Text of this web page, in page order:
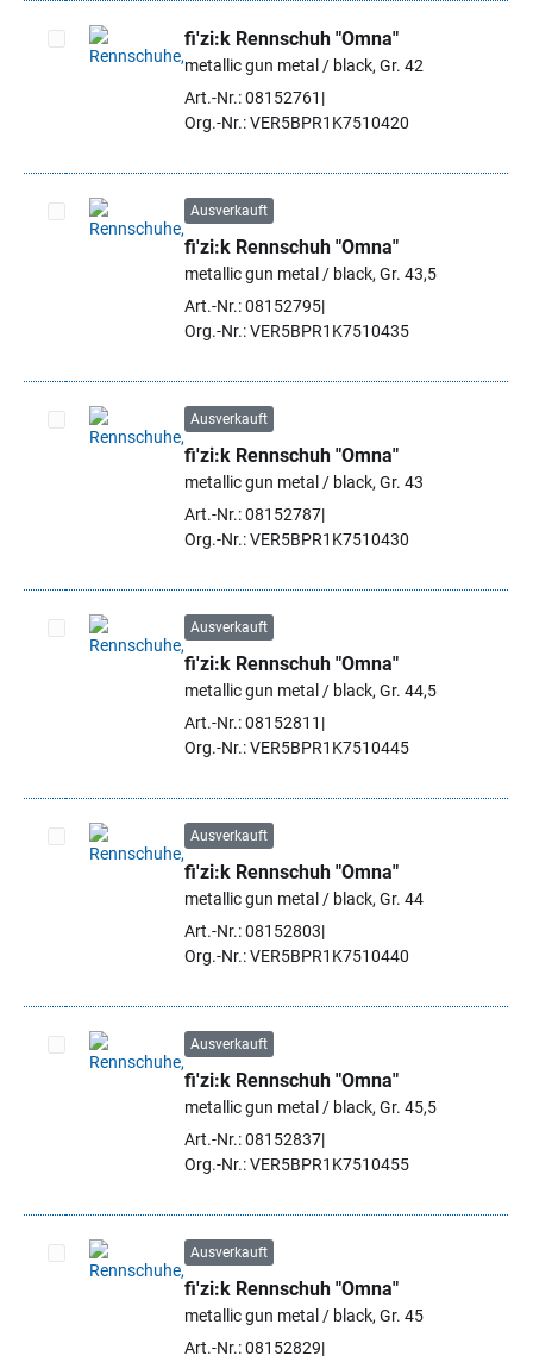
Artikel auswählen
fi'zi:k Rennschuh "Omna"
metallic gun metal / black, Gr. 42
Art.-Nr.: 08152761
Org.-Nr.: VER5BPR1K7510420
Artikel auswählen
Ausverkauft
fi'zi:k Rennschuh "Omna"
metallic gun metal / black, Gr. 43,5
Art.-Nr.: 08152795
Org.-Nr.: VER5BPR1K7510435
Artikel auswählen
Ausverkauft
fi'zi:k Rennschuh "Omna"
metallic gun metal / black, Gr. 43
Art.-Nr.: 08152787
Org.-Nr.: VER5BPR1K7510430
Artikel auswählen
Ausverkauft
fi'zi:k Rennschuh "Omna"
metallic gun metal / black, Gr. 44,5
Art.-Nr.: 08152811
Org.-Nr.: VER5BPR1K7510445
Artikel auswählen
Ausverkauft
fi'zi:k Rennschuh "Omna"
metallic gun metal / black, Gr. 44
Art.-Nr.: 08152803
Org.-Nr.: VER5BPR1K7510440
Artikel auswählen
Ausverkauft
fi'zi:k Rennschuh "Omna"
metallic gun metal / black, Gr. 45,5
Art.-Nr.: 08152837
Org.-Nr.: VER5BPR1K7510455
Artikel auswählen
Ausverkauft
fi'zi:k Rennschuh "Omna"
metallic gun metal / black, Gr. 45
Art.-Nr.: 08152829